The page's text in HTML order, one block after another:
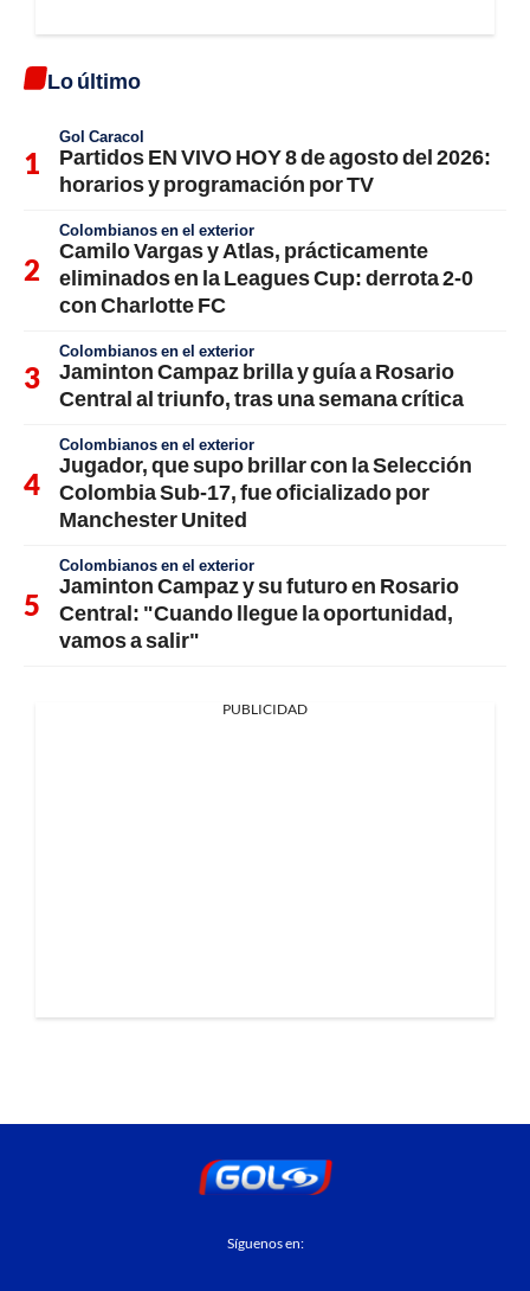
Lo último
Gol Caracol
Partidos EN VIVO HOY 8 de agosto del 2026:
horarios y programación por TV
Colombianos en el exterior
Camilo Vargas y Atlas, prácticamente
eliminados en la Leagues Cup: derrota 2-0
con Charlotte FC
Colombianos en el exterior
Jaminton Campaz brilla y guía a Rosario
Central al triunfo, tras una semana crítica
Colombianos en el exterior
Jugador, que supo brillar con la Selección
Colombia Sub-17, fue oficializado por
Manchester United
Colombianos en el exterior
Jaminton Campaz y su futuro en Rosario
Central: "Cuando llegue la oportunidad,
vamos a salir"
PUBLICIDAD
Síguenos en: